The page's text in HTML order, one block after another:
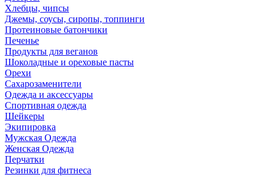
Хлебцы, чипсы
Джемы, соусы, сиропы, топпинги
Протеиновые батончики
Печенье
Продукты для веганов
Шоколадные и ореховые пасты
Орехи
Сахарозаменители
Одежда и аксессуары
Спортивная одежда
Шейкеры
Экипировка
Мужская Одежда
Женская Одежда
Перчатки
Резинки для фитнеса